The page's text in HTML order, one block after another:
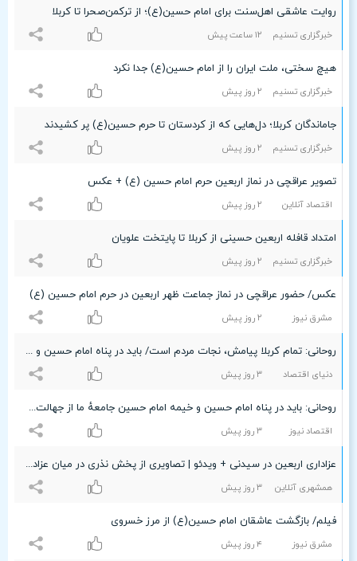
روایت عاشقی اهل‌سنت برای امام حسین(ع)؛ از ترکمن‌صحرا تا کربلا
خبرگزاری تسنیم ۱۲ ساعت پيش
هیچ سختی، ملت ایران را از امام حسین(ع) جدا نکرد
خبرگزاری تسنیم ۲ روز پیش
جاماندگان کربلا؛ دل‌هایی که از کردستان تا حرم حسین(ع) پر کشیدند
خبرگزاری تسنیم ۲ روز پیش
تصویر عراقچی در نماز اربعین حرم امام حسین (ع) + عکس
اقتصاد آنلاین ۲ روز پیش
امتداد قافله اربعین حسینی از کربلا تا پایتخت علویان
خبرگزاری تسنیم ۲ روز پیش
عکس/ حضور عراقچی در نماز جماعت ظهر اربعین در حرم امام حسین (ع)
مشرق نیوز ۲ روز پیش
روحانی: تمام کربلا پیامش، نجات مردم است/ باید در پناه امام حسین و خیمه امام حسین جامعهٔ ما از جهالت‌ها و گمراهی‌ها فاصله بگیرد
دنیای اقتصاد ٣ روز پیش
روحانی: باید در پناه امام حسین و خیمه امام حسین جامعهٔ ما از جهالت‌ها و گمراهی‌ها فاصله بگیرد/ تمام کربلا پیامش، نجات مردم است
اقتصاد نیوز ٣ روز پیش
عزاداری اربعین در سیدنی + ویدئو | تصاویری از پخش نذری در میان عزاداران
همشهری آنلاین ٣ روز پیش
فیلم/ بازگشت عاشقان امام حسین(ع) از مرز خسروی
مشرق نیوز ۴ روز پیش